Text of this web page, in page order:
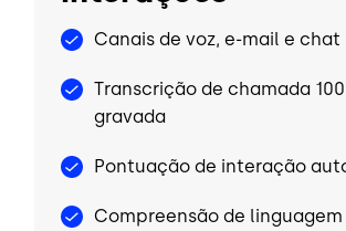
Canais de voz, e-mail e chat
Transcrição de chamada
gravada
Pontuação de interação
Compreensão de